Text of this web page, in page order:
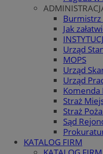
Burmistrz
Jak
Urząd
MOPS
Urząd
Urząd
Komenda
Straż
Straż
Sąd
KATALOG FIRM